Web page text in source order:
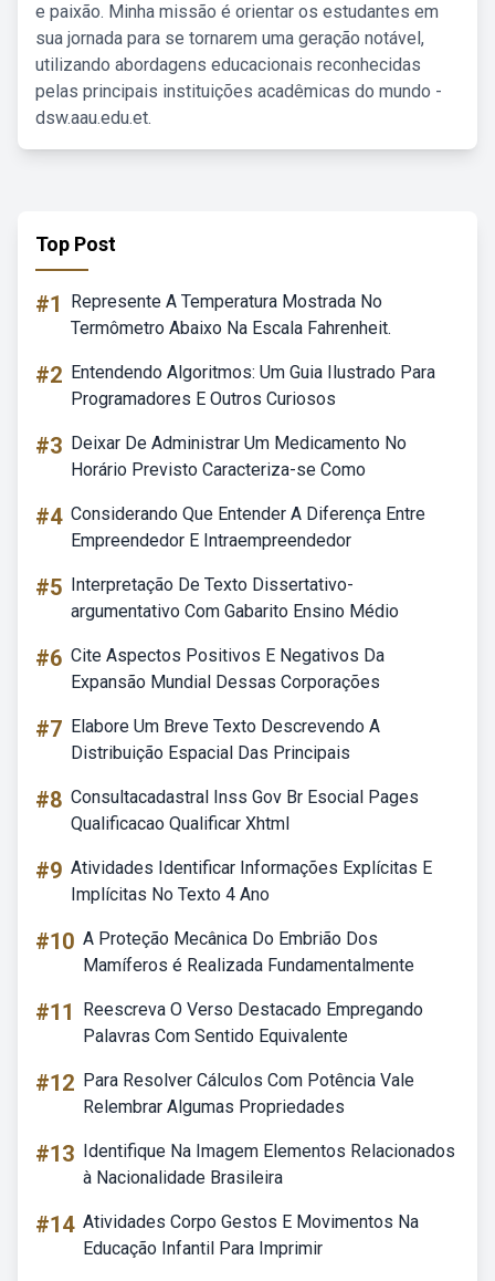
e paixão. Minha missão é orientar os estudantes em
sua jornada para se tornarem uma geração notável,
utilizando abordagens educacionais reconhecidas
pelas principais instituições acadêmicas do mundo -
dsw.aau.edu.et.
Top Post
#1
Represente A Temperatura Mostrada No
Termômetro Abaixo Na Escala Fahrenheit.
#2 Entendendo Algoritmos: Um Guia Ilustrado Para
Programadores E Outros Curiosos
#3 Deixar De Administrar Um Medicamento No
Horário Previsto Caracteriza-se Como
#4 Considerando Que Entender A Diferença Entre
Empreendedor E Intraempreendedor
#5 Interpretação De Texto Dissertativo-
argumentativo Com Gabarito Ensino Médio
#6 Cite Aspectos Positivos E Negativos Da
Expansão Mundial Dessas Corporações
#7 Elabore Um Breve Texto Descrevendo A
Distribuição Espacial Das Principais
#8 Consultacadastral Inss Gov Br Esocial Pages
Qualificacao Qualificar Xhtml
#9 Atividades Identificar Informações Explícitas E
Implícitas No Texto 4 Ano
#10 A Proteção Mecânica Do Embrião Dos
Mamíferos é Realizada Fundamentalmente
#11
Reescreva O Verso Destacado Empregando
Palavras Com Sentido Equivalente
#12 Para Resolver Cálculos Com Potência Vale
Relembrar Algumas Propriedades
#13 Identifique Na Imagem Elementos Relacionados
à Nacionalidade Brasileira
#14 Atividades Corpo Gestos E Movimentos Na
Educação Infantil Para Imprimir